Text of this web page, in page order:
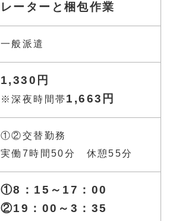
レーターと梱包作業
一般派遣
1,330円
※深夜時間帯 1,663円
①②交替勤務
実働7時間50分 休憩55分
①8：15～17：00
②19：00～3：35